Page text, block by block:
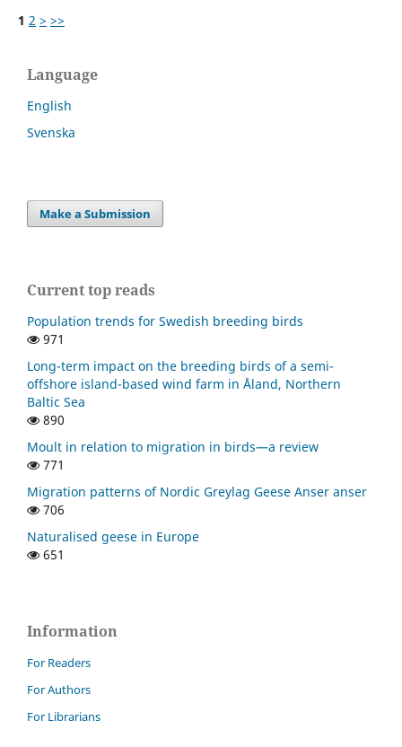
1 2 > >>
Language
English
Svenska
Make a Submission
Current top reads
Population trends for Swedish breeding birds
971
Long-term impact on the breeding birds of a semi-
offshore island-based wind farm in Åland, Northern
Baltic Sea
890
Moult in relation to migration in birds—a review
771
Migration patterns of Nordic Greylag Geese Anser anser
706
Naturalised geese in Europe
651
Information
For Readers
For Authors
For Librarians